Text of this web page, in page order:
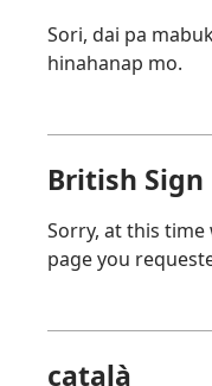
Sori, dai pa
hinahanap mo.
British
Sorry, at this
page you
català